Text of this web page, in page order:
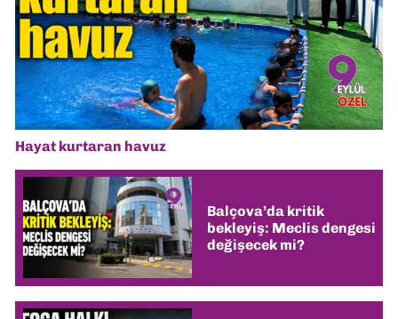
Hayat kurtaran havuz
Balçova’da kritik
bekleyiş: Meclis dengesi
değişecek mi?